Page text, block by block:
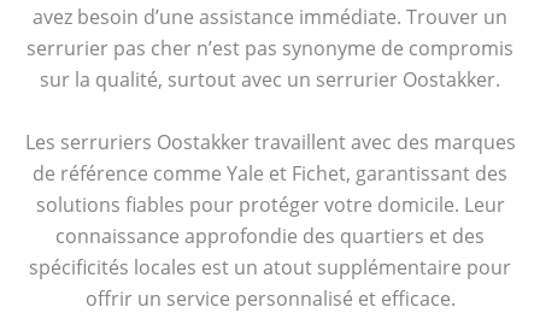
avez besoin d’une assistance immédiate. Trouver un
serrurier pas cher n’est pas synonyme de compromis
sur la qualité, surtout avec un serrurier Oostakker.
Les serruriers Oostakker travaillent avec des marques
de référence comme Yale et Fichet, garantissant des
solutions fiables pour protéger votre domicile. Leur
connaissance approfondie des quartiers et des
spécificités locales est un atout supplémentaire pour
offrir un service personnalisé et efficace.